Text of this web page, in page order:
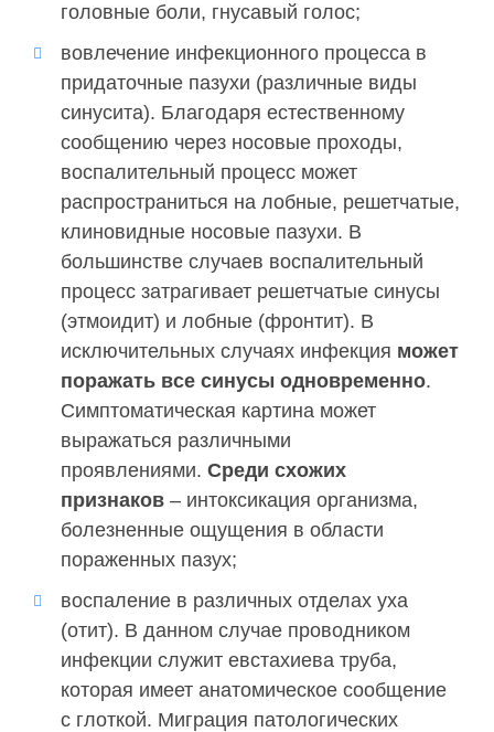
головные боли, гнусавый голос;
вовлечение инфекционного процесса в
придаточные пазухи (различные виды
синусита). Благодаря естественному
сообщению через носовые проходы,
воспалительный процесс может
распространиться на лобные, решетчатые,
клиновидные носовые пазухи. В
большинстве случаев воспалительный
процесс затрагивает решетчатые синусы
(этмоидит) и лобные (фронтит). В
исключительных случаях инфекция может
поражать все синусы одновременно.
Симптоматическая картина может
выражаться различными
проявлениями. Среди схожих
признаков – интоксикация организма,
болезненные ощущения в области
пораженных пазух;
воспаление в различных отделах уха
(отит). В данном случае проводником
инфекции служит евстахиева труба,
которая имеет анатомическое сообщение
с глоткой. Миграция патологических